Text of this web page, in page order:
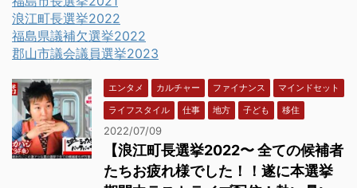
浪江町長選挙2022
福島県議補欠選挙2022
郡山市議会議員選挙2023
エンタメ カルチャー ファイナンス
マインドセット
ライフスタイル
仕事 地方 子ども 移住
2022/07/09
【浪江町長選挙2022〜 全ての候補者
たちお疲れ様でした！！遂に本選挙